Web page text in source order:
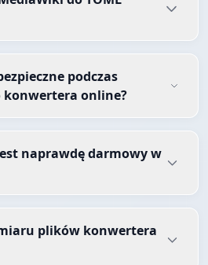
podczas
konwertera online?
naprawdę darmowy w
plików konwertera